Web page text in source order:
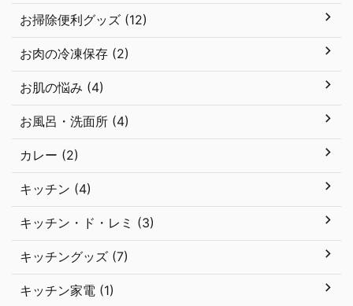
お掃除便利グッズ (12)
お肉の冷凍保存 (2)
お肌の悩み (4)
お風呂・洗面所 (4)
カレー (2)
キッチン (4)
キッチン・ド・レミ (3)
キッチングッズ (7)
キッチン家電 (1)